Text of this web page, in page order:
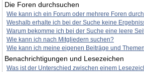
Die Foren durchsuchen
Wie kann ich ein Forum oder mehrere Foren
Weshalb erhalte ich bei der Suche keine
Warum bekomme ich bei der Suche eine leere
Wie kann ich nach Mitgliedern suchen?
Wie kann ich meine eigenen Beiträge und
Benachrichtigungen und Lesezeichen
Was ist der Unterschied zwischen einem